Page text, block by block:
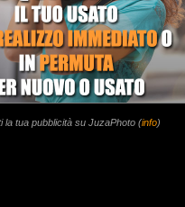
la tua pubblicità su JuzaPhoto (info)